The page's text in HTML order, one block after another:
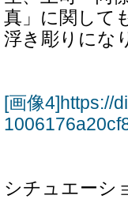
真」に関して
浮き彫りにな
[画像4]https://
シチュエーシ